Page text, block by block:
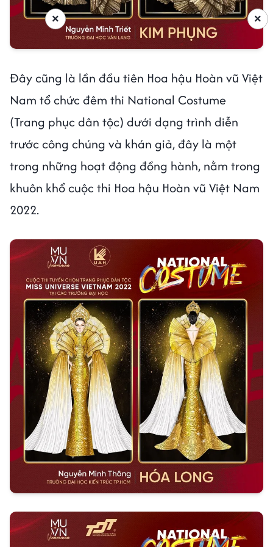
Đây cũng là lần đầu tiên Hoa hậu Hoàn vũ Việt
Nam tổ chức đêm thi National Costume
(Trang phục dân tộc) dưới dạng trình diễn
trước công chúng và khán giả, đây là một
trong những hoạt động đồng hành, nằm trong
khuôn khổ cuộc thi Hoa hậu Hoàn vũ Việt Nam
2022.
×
×